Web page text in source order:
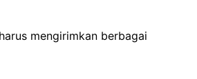
mengirimkan berbagai